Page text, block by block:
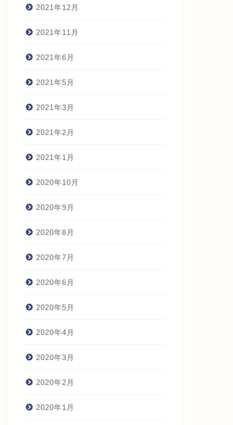
2021年12月
2021年11月
2021年6月
2021年5月
2021年3月
2021年2月
2021年1月
2020年10月
2020年9月
2020年8月
2020年7月
2020年6月
2020年5月
2020年4月
2020年3月
2020年2月
2020年1月